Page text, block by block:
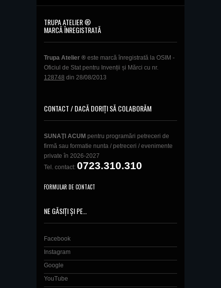
TRUPA ATELIER ®
MARCĂ ÎNREGISTRATĂ
Trupa Atelier ® este marcă înregistrată la OSIM -
Oficiul de Stat pentru Invenții și Mărci cu nr.
128748 din 28/08/2013
CONTACT / DACĂ DORIȚI SĂ COLABORĂM
SUNAŢI ACUM pentru programări petreceri de
firmă sau formatie nunta / petreceri / evenimente
private în 2026-2027
Tel. contact: 0723.310.310
FORMULAR DE CONTACT
NE GĂSIȚI ȘI PE…
Facebook
Instagram
Google
YouTube